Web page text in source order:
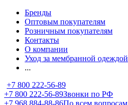
Бренды
Оптовым покупателям
Розничным покупателям
Контакты
О компании
Уход за мембранной одеждой
...
+7 800 222-56-89
+7 800 222-56-89Звонки по РФ
+7 968 884-88-86По всем вопросам